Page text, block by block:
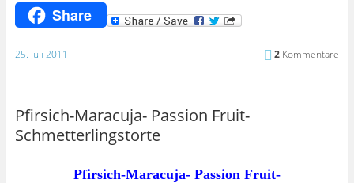
Share
25. Juli 2011 2 Kommentare
Pfirsich-Maracuja- Passion Fruit-
Schmetterlingstorte
Pfirsich-Maracuja- Passion Fruit-